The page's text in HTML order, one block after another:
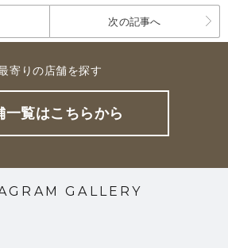
次の記事へ
寄りの店舗を探す
一覧はこちらから
GALLERY